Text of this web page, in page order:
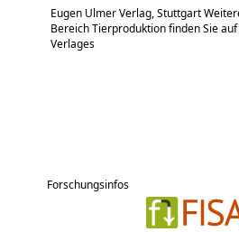
Eugen Ulmer Verlag, Stuttgart
Bereich Tierproduktion finden Sie
Verlages
Forschungsinfos